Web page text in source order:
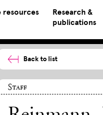
resources
Research &
publications
Back to list
Staff